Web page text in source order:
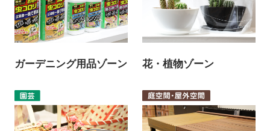
ガーデニング用品ゾーン 花・植物ゾーン